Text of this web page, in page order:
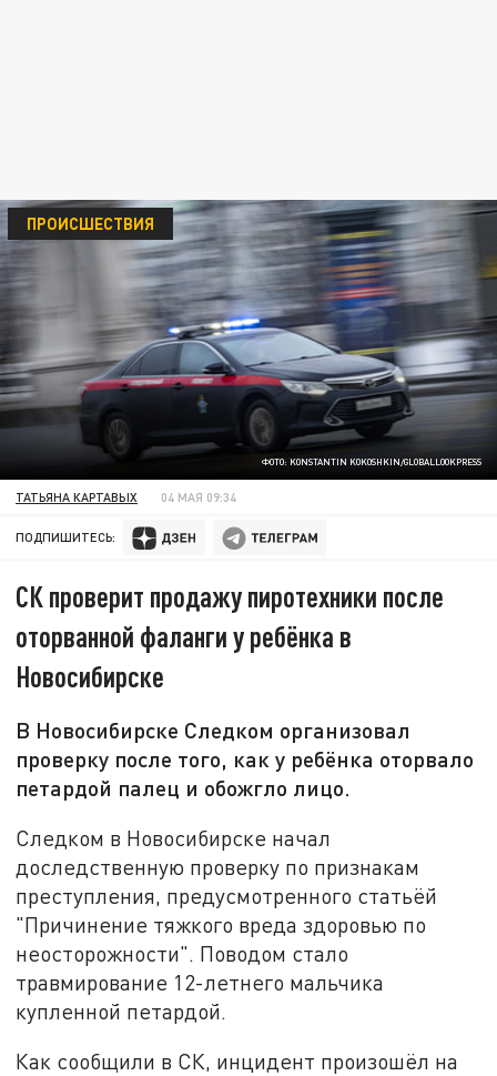
ФОТО: KONSTANTIN KOKOSHKIN/GLOBALLOOKPRESS
ПРОИСШЕСТВИЯ
ТАТЬЯНА КАРТАВЫХ 04 МАЯ 09:34
ПОДПИШИТЕСЬ:
СК проверит продажу пиротехники после
оторванной фаланги у ребёнка в
Новосибирске
В Новосибирске Следком организовал
проверку после того, как у ребёнка оторвало
петардой палец и обожгло лицо.
Следком в Новосибирске начал
доследственную проверку по признакам
преступления, предусмотренного статьёй
"Причинение тяжкого вреда здоровью по
неосторожности". Поводом стало
травмирование 12-летнего мальчика
купленной петардой.
Как сообщили в СК, инцидент произошёл на